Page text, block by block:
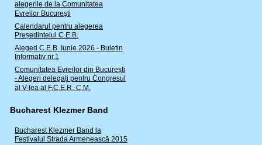
alegerile de la Comunitatea
Evreilor București
Calendarul pentru alegerea
Președintelui C.E.B.
Alegeri C.E.B. Iunie 2026 - Buletin
Informativ nr.1
Comunitatea Evreilor din București
- Alegeri delegați pentru Congresul
al V-lea al F.C.E.R.-C.M.
Bucharest Klezmer Band
Bucharest Klezmer Band la
Festivalul Strada Armenească 2015